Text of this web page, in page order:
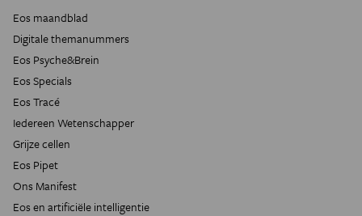
Eos maandblad
Digitale themanummers
Eos Psyche&Brein
Eos Specials
Eos Tracé
Iedereen Wetenschapper
Grijze cellen
Eos Pipet
Ons Manifest
Eos en artificiële intelligentie